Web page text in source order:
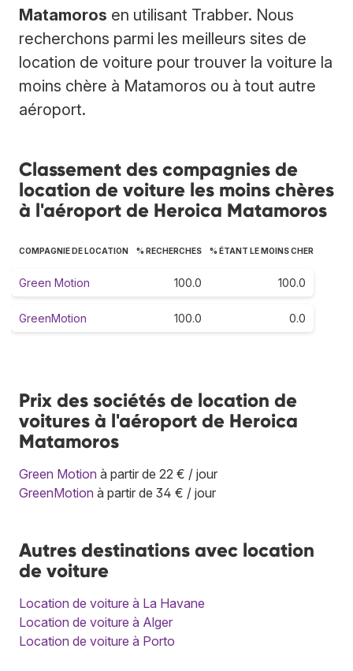
Matamoros en utilisant Trabber. Nous
recherchons parmi les meilleurs sites de
location de voiture pour trouver la voiture la
moins chère à Matamoros ou à tout autre
aéroport.
Classement des compagnies de
location de voiture les moins chères
à l'aéroport de Heroica Matamoros
COMPAGNIE DE LOCATION % RECHERCHES % ÉTANT LE MOINS CHER
Green Motion 100.0 100.0
GreenMotion 100.0 0.0
Prix des sociétés de location de
voitures à l'aéroport de Heroica
Matamoros
Green Motion à partir de 22 € / jour
GreenMotion à partir de 34 € / jour
Autres destinations avec location
de voiture
Location de voiture à La Havane
Location de voiture à Alger
Location de voiture à Porto